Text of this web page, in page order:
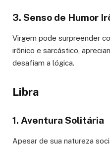
3. Senso de Humor
Virgem pode surpreender
irônico e sarcástico,
desafiam a lógica.
Libra
1. Aventura Solitária
Apesar de sua natureza